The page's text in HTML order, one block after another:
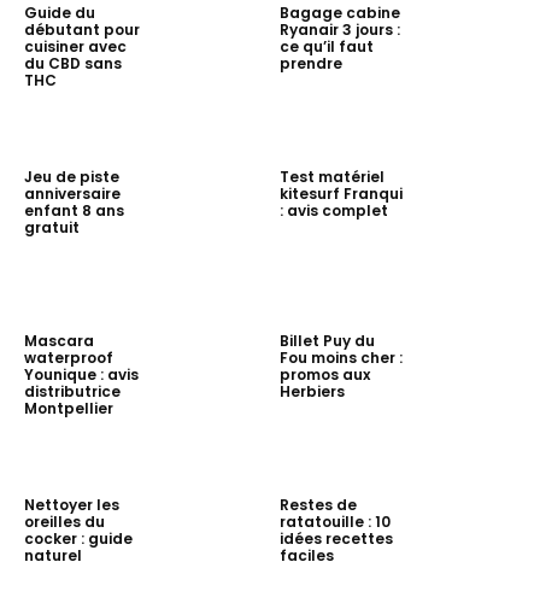
Guide du
débutant pour
cuisiner avec
du CBD sans
THC
Bagage cabine
Ryanair 3 jours :
ce qu’il faut
prendre
Jeu de piste
anniversaire
enfant 8 ans
gratuit
Test matériel
kitesurf Franqui
: avis complet
Mascara
waterproof
Younique : avis
distributrice
Montpellier
Billet Puy du
Fou moins cher :
promos aux
Herbiers
Nettoyer les
oreilles du
cocker : guide
naturel
Restes de
ratatouille : 10
idées recettes
faciles